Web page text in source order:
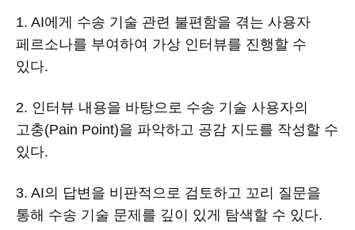
1. AI에게 수송 기술 관련 불편함을 겪는 사용자
페르소나를 부여하여 가상 인터뷰를 진행할 수
있다.
2. 인터뷰 내용을 바탕으로 수송 기술 사용자의
고충(Pain Point)을 파악하고 공감 지도를 작성할 수
있다.
3. AI의 답변을 비판적으로 검토하고 꼬리 질문을
통해 수송 기술 문제를 깊이 있게 탐색할 수 있다.